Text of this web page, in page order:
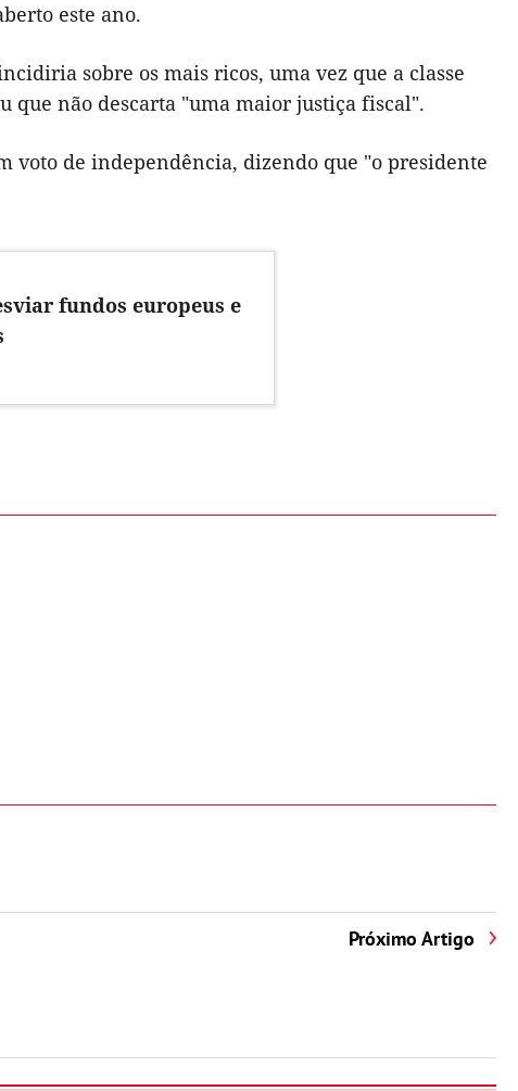
este ano.
sobre os mais ricos, uma vez que a classe
não descarta "uma maior justiça fiscal".
de independência, dizendo que "o presidente
fundos europeus e
Próximo Artigo